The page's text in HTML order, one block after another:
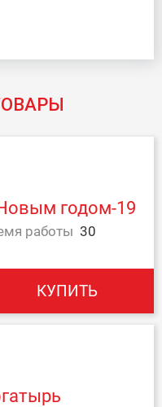
годом-19
работы 30
КУПИТЬ